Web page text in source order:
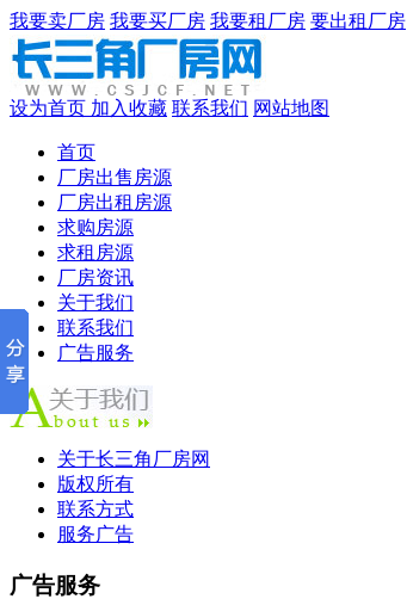
我要卖厂房 我要买厂房 我要租厂房 要出租厂房
设为首页 加入收藏 联系我们 网站地图
首页
厂房出售房源
厂房出租房源
求购房源
求租房源
厂房资讯
关于我们
联系我们
广告服务
关于长三角厂房网
版权所有
联系方式
服务广告
广告服务